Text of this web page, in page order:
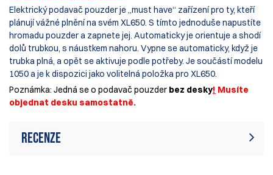
Elektrický podavač pouzder je „must have“ zařízení pro ty, kteří
plánují vážné plnění na svém XL650. S tímto jednoduše napustíte
hromadu pouzder a zapnete jej. Automaticky je orientuje a shodí
dolů trubkou, s náustkem nahoru. Vypne se automaticky, když je
trubka plná, a opět se aktivuje podle potřeby. Je součástí modelu
1050 a je k dispozici jako volitelná položka pro XL650.
Poznámka: Jedná se o podavač pouzder bez desky! Musíte
objednat desku samostatně.
Recenze